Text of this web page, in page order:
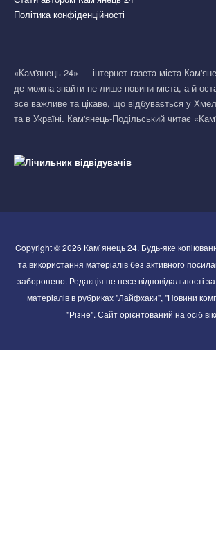
Політика конфіденційності
«Кам'янець 24» — інтернет-газета міста
де можна знайти не лише новини міста, а й
все важливе та цікаве, що відбувається у
та в Україні. Кам'янець-Подільський читає
Copyright © 2026 Кам`янець 24. Будь-яке
та використання матеріалів без активного
заборонено. Редакція не несе відповідальності
матеріалів в рубриках "Лайфхаки", "Новини
"Різне". Сайт орієнтований на осіб